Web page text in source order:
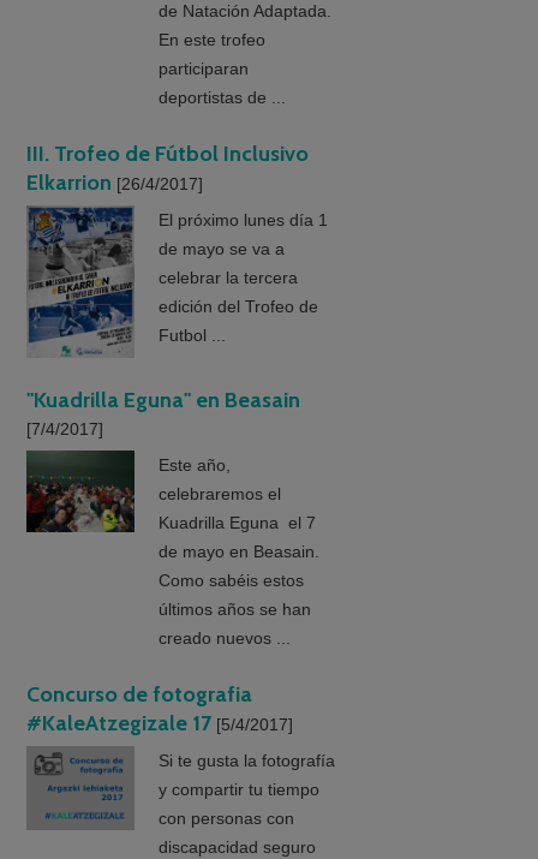
de Natación Adaptada.
En este trofeo
participaran
deportistas de ...
III. Trofeo de Fútbol Inclusivo
Elkarrion [26/4/2017]
El próximo lunes día 1
de mayo se va a
celebrar la tercera
edición del Trofeo de
Futbol ...
"Kuadrilla Eguna" en Beasain
[7/4/2017]
Este año,
celebraremos el
Kuadrilla Eguna el 7
de mayo en Beasain.
Como sabéis estos
últimos años se han
creado nuevos ...
Concurso de fotografia
#KaleAtzegizale 17 [5/4/2017]
Si te gusta la fotografía
y compartir tu tiempo
con personas con
discapacidad seguro